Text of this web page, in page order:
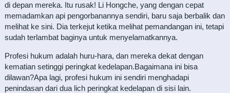
di depan mereka. Itu rusak! Li Hongche, yang dengan cepat
memadamkan api pengorbanannya sendiri, baru saja berbalik dan
melihat ke sini. Dia terkejut ketika melihat pemandangan ini, tetapi
sudah terlambat baginya untuk menyelamatkannya.
Profesi hukum adalah huru-hara, dan mereka dekat dengan
kematian setinggi peringkat kedelapan.Bagaimana ini bisa
dilawan?Apa lagi, profesi hukum ini sendiri menghadapi
penindasan dari dua lich peringkat kedelapan di sisi lain.